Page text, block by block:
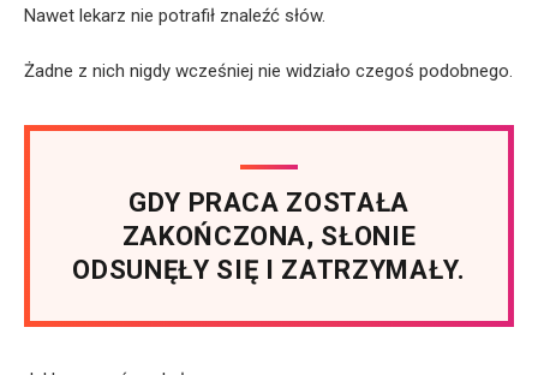
Nawet lekarz nie potrafił znaleźć słów.
Żadne z nich nigdy wcześniej nie widziało czegoś podobnego.
GDY PRACA ZOSTAŁA
ZAKOŃCZONA, SŁONIE
ODSUNĘŁY SIĘ I ZATRZYMAŁY.